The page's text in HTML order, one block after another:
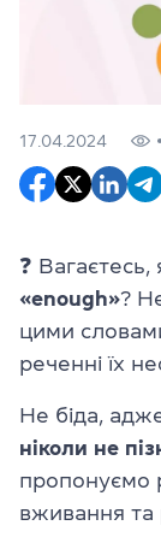
17.04.2024
❓
«enough»?
цими
реченні їх
Не біда,
ніколи не
пропонуємо
вживання та